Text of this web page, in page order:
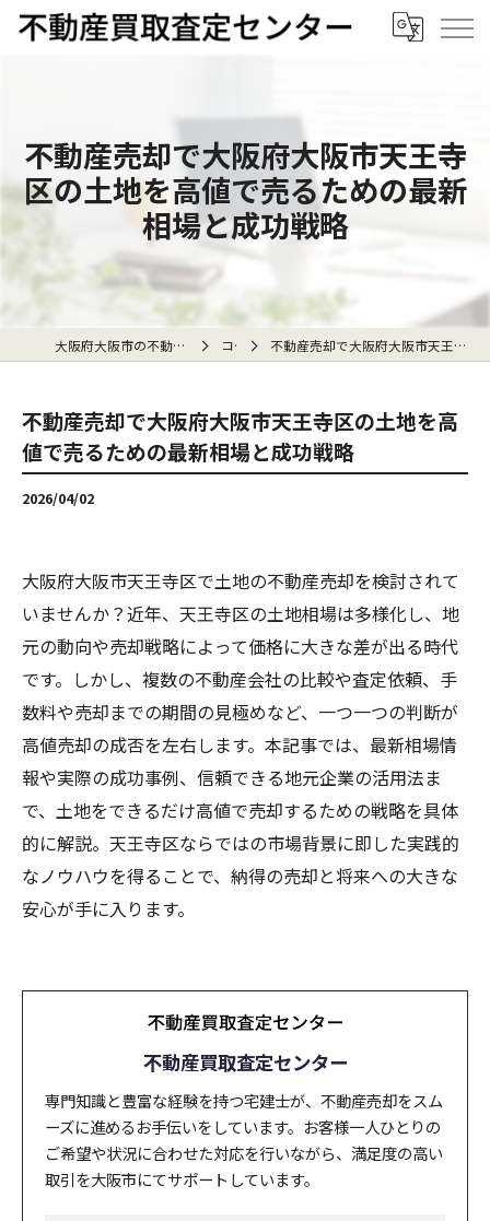
不動産売却で大阪府大阪市天王寺
区の土地を高値で売るための最新
相場と成功戦略
大阪府大阪市の不動産売却なら不動産買取査定センター コラム 不動産売却で大阪府大阪市天王寺区の土地を高値で売るための最新相場と成功戦略
不動産売却で大阪府大阪市天王寺区の土地を高
値で売るための最新相場と成功戦略
2026/04/02
大阪府大阪市天王寺区で土地の不動産売却を検討されて
いませんか？近年、天王寺区の土地相場は多様化し、地
元の動向や売却戦略によって価格に大きな差が出る時代
です。しかし、複数の不動産会社の比較や査定依頼、手
数料や売却までの期間の見極めなど、一つ一つの判断が
高値売却の成否を左右します。本記事では、最新相場情
報や実際の成功事例、信頼できる地元企業の活用法ま
で、土地をできるだけ高値で売却するための戦略を具体
的に解説。天王寺区ならではの市場背景に即した実践的
なノウハウを得ることで、納得の売却と将来への大きな
安心が手に入ります。
不動産買取査定センター
専門知識と豊富な経験を持つ宅建士が、不動産売却をスム
ーズに進めるお手伝いをしています。お客様一人ひとりの
ご希望や状況に合わせた対応を行いながら、満足度の高い
取引を大阪市にてサポートしています。